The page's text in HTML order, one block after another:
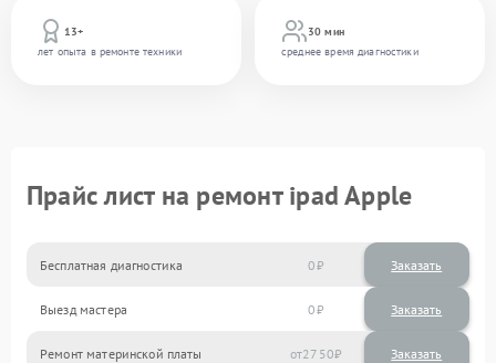
13+
лет опыта в ремонте техники
30 мин
среднее время диагностики
Прайс лист на ремонт ipad Apple
Бесплатная диагностика 0 Заказать
Выезд мастера 0 Заказать
Ремонт материнской платы 2750